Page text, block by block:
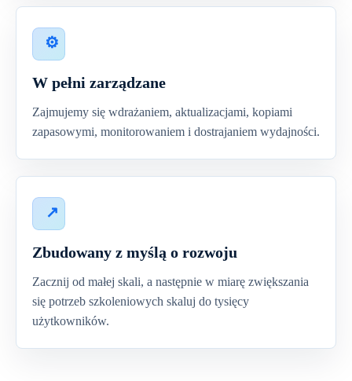
W pełni zarządzane
Zajmujemy się wdrażaniem, aktualizacjami, kopiami
zapasowymi, monitorowaniem i dostrajaniem wydajności.
Zbudowany z myślą o rozwoju
Zacznij od małej skali, a następnie w miarę zwiększania
się potrzeb szkoleniowych skaluj do tysięcy
użytkowników.